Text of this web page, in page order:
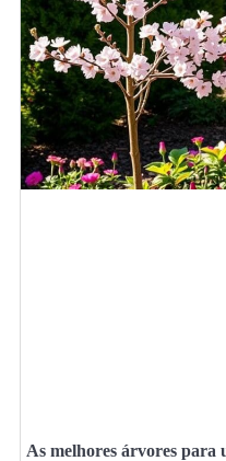
As melhores árvores para